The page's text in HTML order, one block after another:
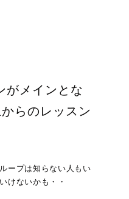
がメインとな
らのレッスン
ープは知らない人もい
けないかも・・